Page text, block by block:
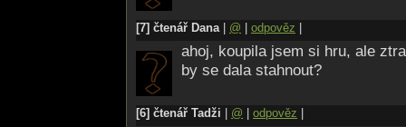
[7] čtenář Dana| @ odpověz
ahoj, koupila jsem si hru, ale
by se dala stahnout?
[6] čtenář Tadži @ odpověz